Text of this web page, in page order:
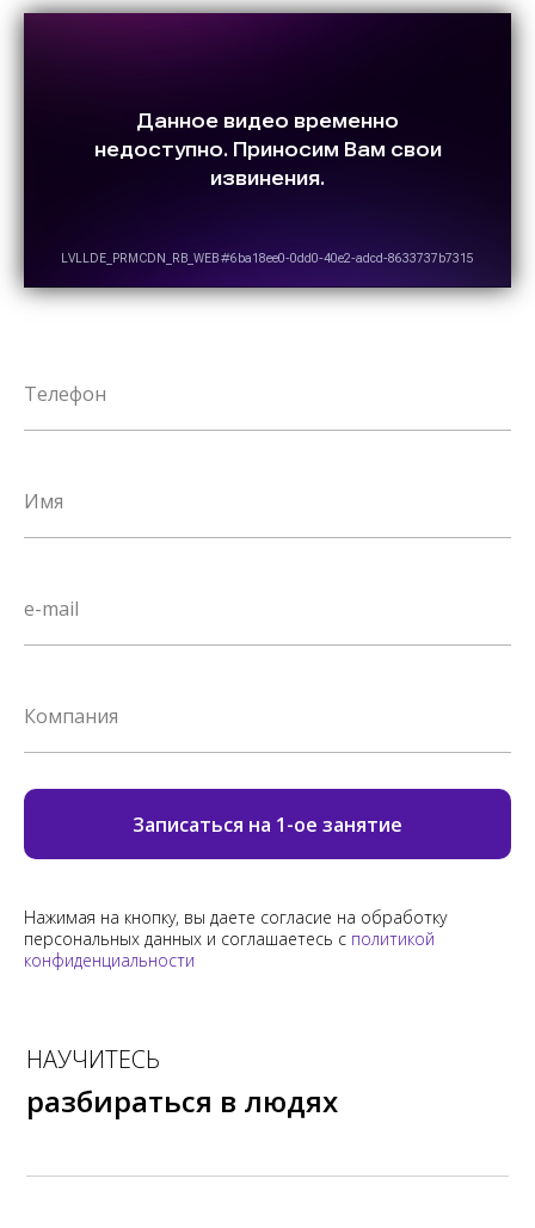
Записаться на 1-ое занятие
Нажимая на кнопку, вы даете согласие на обработку
персональных данных и соглашаетесь c политикой
конфиденциальности
НАУЧИТЕСЬ
разбираться в людях